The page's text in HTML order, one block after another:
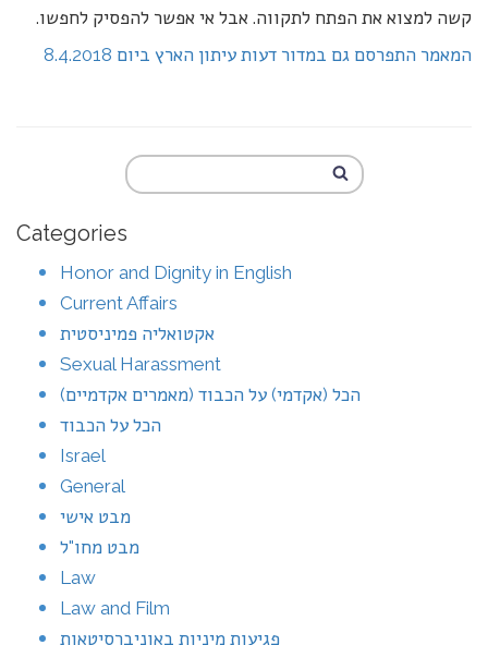
קשה למצוא את הפתח לתקווה. אבל אי אפשר להפסיק לחפשו.
המאמר התפרסם גם במדור דעות עיתון הארץ ביום 8.4.2018
Categories
Honor and Dignity in English
Current Affairs
אקטואליה פמיניסטית
Sexual Harassment
הכל (אקדמי) על הכבוד (מאמרים אקדמיים)
הכל על הכבוד
Israel
General
מבט אישי
מבט מחו"ל
Law
Law and Film
פגיעות מיניות באוניברסיטאות